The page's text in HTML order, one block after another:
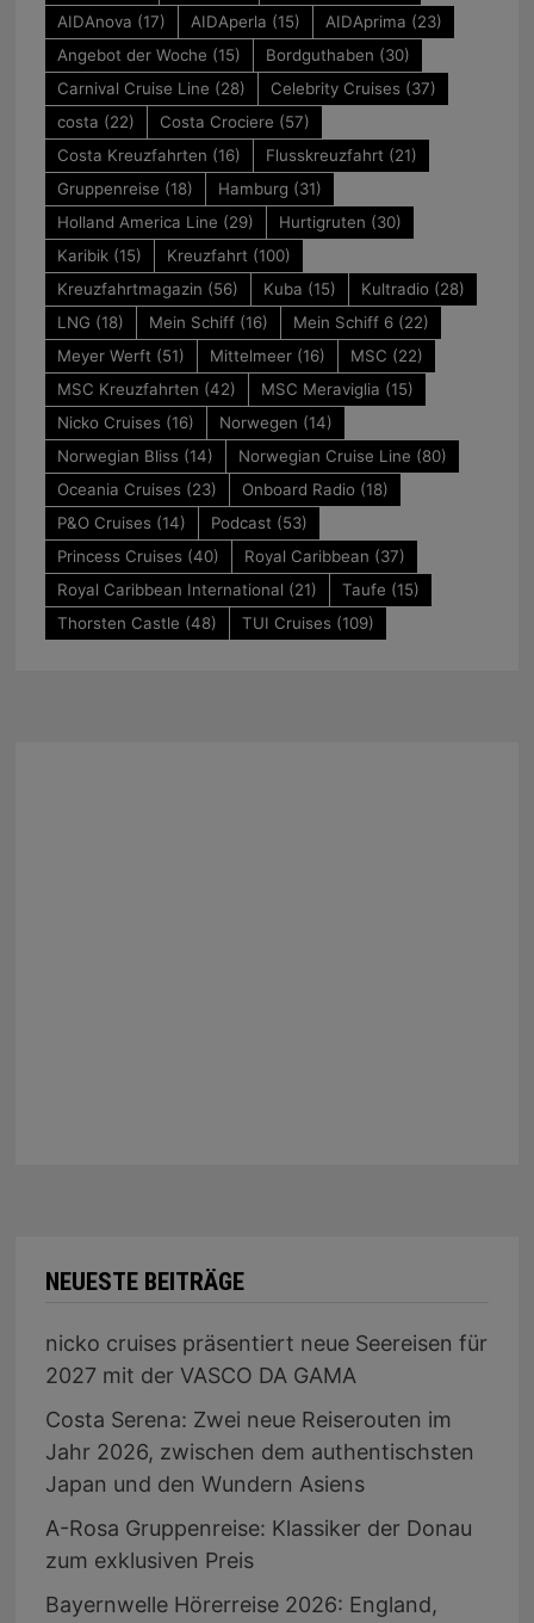
AIDAnova (17) AIDAperla (15) AIDAprima (23)
Angebot der Woche (15) Bordguthaben (30)
Carnival Cruise Line (28) Celebrity Cruises (37)
costa (22) Costa Crociere (57)
Costa Kreuzfahrten (16) Flusskreuzfahrt (21)
Gruppenreise (18) Hamburg (31)
Holland America Line (29) Hurtigruten (30)
Karibik(15) Kreuzfahrt (100)
Kreuzfahrtmagazin (56) Kuba (15) Kultradio(28)
LNG (18) Mein Schiff(16) Mein Schiff 6(22)
Meyer Werft (51) Mittelmeer(16) MSC (22)
MSC Kreuzfahrten (42) MSC Meraviglia (15)
Nicko Cruises (16) Norwegen (14)
Norwegian Bliss (14) Norwegian Cruise Line (80)
Oceania Cruises (23) Onboard Radio(18)
P&O Cruises (14) Podcast (53)
Princess Cruises (40) Royal Caribbean (37)
Royal Caribbean International (21) Taufe (15)
Thorsten Castle (48) TUI Cruises (109)
NEUESTE BEITRÄGE
nicko cruises präsentiert neue Seereisen für
2027 mit der VASCO DA GAMA
Costa Serena: Zwei neue Reiserouten im
Jahr 2026, zwischen dem authentischsten
Japan und den Wundern Asiens
A-Rosa Gruppenreise: Klassiker der Donau
zum exklusiven Preis
Bayernwelle Hörerreise 2026: England,